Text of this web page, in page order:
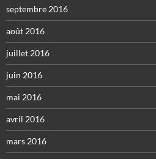
septembre 2016
août 2016
juillet 2016
juin 2016
mai 2016
avril 2016
mars 2016